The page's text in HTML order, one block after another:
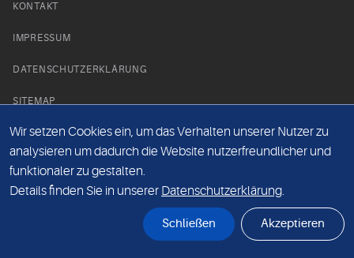
KONTAKT
IMPRESSUM
DATENSCHUTZERKLÄRUNG
SITEMAP
NEWS PARTNER
Wir setzen Cookies ein, um das Verhalten unserer Nutzer zu
analysieren um dadurch die Website nutzerfreundlicher und
funktionaler zu gestalten.
Details finden Sie in unserer Datenschutzerklärung.
Schließen Akzeptieren